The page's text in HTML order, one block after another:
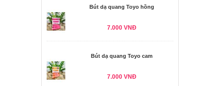
Bút dạ quang Toyo hồng
7.000 VNĐ
Bút dạ quang Toyo cam
7.000 VNĐ